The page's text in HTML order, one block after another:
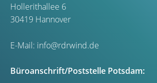
Hollerithallee 6
30419 Hannover
E-Mail: info@rdrwind.de
Büroanschrift/Poststelle Potsdam: